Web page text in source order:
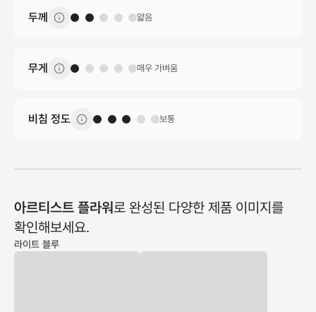
두께 얇음
무게 매우 가벼움
비침 정도 보통
아르티스트 플라워로 완성된 다양한 제품 이미지를
확인해보세요.
라이트 블루